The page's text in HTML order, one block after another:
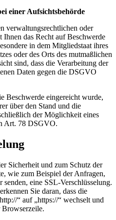
einer Aufsichtsbehörde
verwaltungsrechtlichen oder
Ihnen das Recht auf Beschwerde
in dem Mitgliedstaat ihres
oder des Orts des mutmaßlichen
sind, dass die Verarbeitung der
Daten gegen die DSGVO
Beschwerde eingereicht wurde,
über den Stand und die
der Möglichkeit eines
Art. 78 DSGVO.
Sicherheit und zum Schutz der
wie zum Beispiel der Anfragen,
senden, eine SSL-Verschlüsselung.
Sie daran, dass die
“ auf „https://“ wechselt und